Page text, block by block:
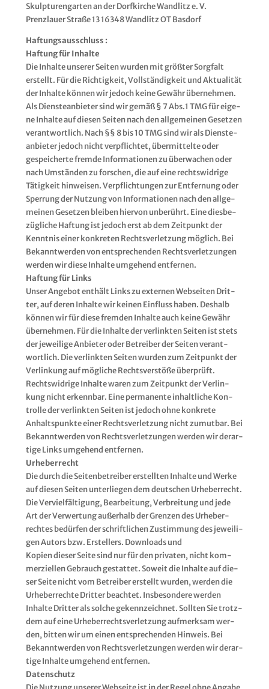
Skulp­tu­ren­gar­ten an der Dorf­kir­che Wand­litz e. V.
Prenz­lau­er Stra­ße 13 16348 Wand­litz OT Basdorf
Haf­tungs­aus­schluss :
Haf­tung für Inhal­te
Die Inhal­te unse­rer Sei­ten wur­den mit größ­ter Sorg­falt
erstellt. Für die Rich­tig­keit, Voll­stän­dig­keit und Aktua­li­tät
der Inhal­te kön­nen wir jedoch kei­ne Gewähr über­neh­men.
Als Diens­te­an­bie­ter sind wir gemäß § 7 Abs.1 TMG für eige­
ne Inhal­te auf die­sen Sei­ten nach den all­ge­mei­nen Geset­zen
ver­ant­wort­lich. Nach §§ 8 bis 10 TMG sind wir als Diens­te­
an­bie­ter jedoch nicht ver­pflich­tet, über­mit­tel­te oder
gespei­cher­te frem­de Infor­ma­tio­nen zu über­wa­chen oder
nach Umstän­den zu for­schen, die auf eine rechts­wid­ri­ge
Tätig­keit hin­wei­sen. Ver­pflich­tun­gen zur Ent­fer­nung oder
Sper­rung der Nut­zung von Infor­ma­tio­nen nach den all­ge­
mei­nen Geset­zen blei­ben hier­von unbe­rührt. Eine dies­be­
züg­li­che Haf­tung ist jedoch erst ab dem Zeit­punkt der
Kennt­nis einer kon­kre­ten Rechts­ver­let­zung mög­lich. Bei
Bekannt­wer­den von ent­spre­chen­den Rechts­ver­let­zun­gen
wer­den wir die­se Inhal­te umge­hend ent­fer­nen.
Haf­tung für Links
Unser Ange­bot ent­hält Links zu exter­nen Web­sei­ten Drit­
ter, auf deren Inhal­te wir kei­nen Ein­fluss haben. Des­halb
kön­nen wir für die­se frem­den Inhal­te auch kei­ne Gewähr
über­neh­men. Für die Inhal­te der ver­link­ten Sei­ten ist stets
der jewei­li­ge Anbie­ter oder Betrei­ber der Sei­ten ver­ant­
wort­lich. Die ver­link­ten Sei­ten wur­den zum Zeit­punkt der
Ver­lin­kung auf mög­li­che Rechts­ver­stö­ße über­prüft.
Rechts­wid­ri­ge Inhal­te waren zum Zeit­punkt der Ver­lin­
kung nicht erkenn­bar. Eine per­ma­nen­te inhalt­li­che Kon­
trol­le der ver­link­ten Sei­ten ist jedoch ohne kon­kre­te
Anhalts­punk­te einer Rechts­ver­let­zung nicht zumut­bar. Bei
Bekannt­wer­den von Rechts­ver­let­zun­gen wer­den wir der­ar­
ti­ge Links umge­hend ent­fer­nen.
Urhe­ber­recht
Die durch die Sei­ten­be­trei­ber erstell­ten Inhal­te und Wer­ke
auf die­sen Sei­ten unter­lie­gen dem deut­schen Urhe­ber­recht.
Die Ver­viel­fäl­ti­gung, Bear­bei­tung, Ver­brei­tung und jede
Art der Ver­wer­tung außer­halb der Gren­zen des Urhe­ber­
rech­tes bedür­fen der schrift­li­chen Zustim­mung des jewei­li­
gen Autors bzw. Erstel­lers. Down­loads und
Kopien die­ser Sei­te sind nur für den pri­va­ten, nicht kom­
mer­zi­el­len Gebrauch gestat­tet. Soweit die Inhal­te auf die­
ser Sei­te nicht vom Betrei­ber erstellt wur­den, wer­den die
Urhe­ber­rech­te Drit­ter beach­tet. Ins­be­son­de­re wer­den
Inhal­te Drit­ter als sol­che gekenn­zeich­net. Soll­ten Sie trotz­
dem auf eine Urhe­ber­rechts­ver­let­zung auf­merk­sam wer­
den, bit­ten wir um einen ent­spre­chen­den Hin­weis. Bei
Bekannt­wer­den von Rechts­ver­let­zun­gen wer­den wir der­ar­
ti­ge Inhal­te umge­hend ent­fer­nen.
Daten­schutz